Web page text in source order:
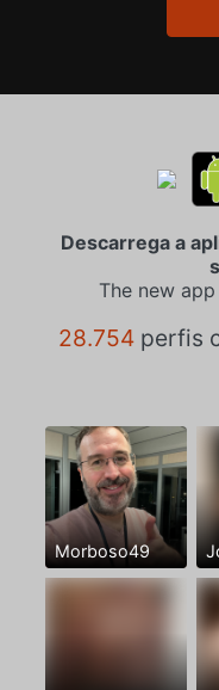
Descarrega a
The new
28.754 perfis
Morboso49